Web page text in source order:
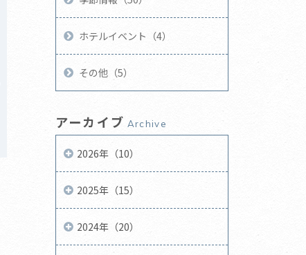
ホテルイベント（4）
その他（5）
アーカイブ Archive
2026年（10）
2025年（15）
2024年（20）